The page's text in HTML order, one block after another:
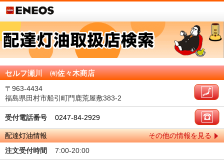
セルフ瀬川 ㈲佐々木商店
〒963-4434
福島県田村市船引町門鹿荒屋敷383-2
受付電話番号 0247-84-2929
配達灯油情報
その他の情報を見る
注文受付時間
7:00-20:00